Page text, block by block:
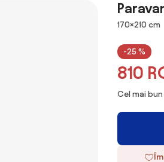
Dimensiuni
170×210 cm
-25 %
810
Cel mai